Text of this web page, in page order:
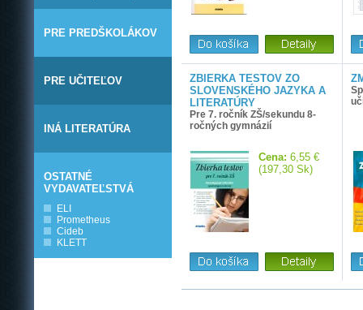
PRE PREDŠKOLÁKOV
PRE UČITEĽOV
INÁ LITERATÚRA
OSTATNÉ
VYDAVATEĽSTVÁ
ELI
Prometheus
Cideb
KLETT
ZBIERKA TESTOV ZO
SLOVENSKÉHO JAZYKA A
LITERATÚRY
Pre 7. ročník ZŠ/sekundu 8-
ročných gymnázií
Cena: 6,55 €
(197,30 Sk)